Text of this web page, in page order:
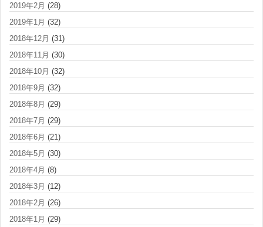
2019年2月 (28)
2019年1月 (32)
2018年12月 (31)
2018年11月 (30)
2018年10月 (32)
2018年9月 (32)
2018年8月 (29)
2018年7月 (29)
2018年6月 (21)
2018年5月 (30)
2018年4月 (8)
2018年3月 (12)
2018年2月 (26)
2018年1月 (29)